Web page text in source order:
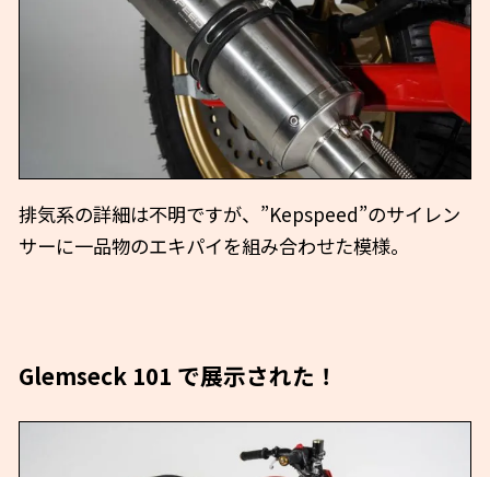
排気系の詳細は不明ですが、”Kepspeed”のサイレン
サーに一品物のエキパイを組み合わせた模様。
Glemseck 101 で展示された！